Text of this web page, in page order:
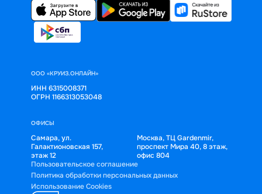
ООО «КРУИЗ.ОНЛАЙН»
ИНН 6315008371
ОГРН 1166313053048
ОФИСЫ
Самара, ул.
Галактионовская 157,
этаж 12
Москва, ТЦ Gardenmir,
проспект Мира 40, 8 этаж,
офис 804
Пользовательское соглашение
Политика обработки персональных данных
Использование Cookies